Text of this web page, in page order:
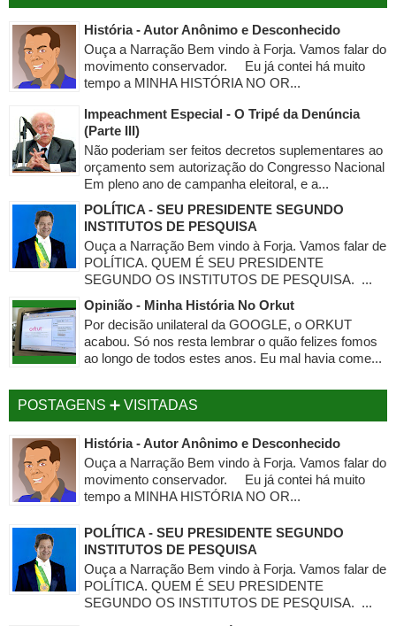
História - Autor Anônimo e Desconhecido
Ouça a Narração Bem vindo à Forja. Vamos falar do
movimento conservador. Eu já contei há muito
tempo a MINHA HISTÓRIA NO OR...
Impeachment Especial - O Tripé da Denúncia
(Parte III)
Não poderiam ser feitos decretos suplementares ao
orçamento sem autorização do Congresso Nacional
Em pleno ano de campanha eleitoral, e a...
POLÍTICA - SEU PRESIDENTE SEGUNDO
INSTITUTOS DE PESQUISA
Ouça a Narração Bem vindo à Forja. Vamos falar de
POLÍTICA. QUEM É SEU PRESIDENTE
SEGUNDO OS INSTITUTOS DE PESQUISA. ...
Opinião - Minha História No Orkut
Por decisão unilateral da GOOGLE, o ORKUT
acabou. Só nos resta lembrar o quão felizes fomos
ao longo de todos estes anos. Eu mal havia come...
POSTAGENS ➕ VISITADAS
História - Autor Anônimo e Desconhecido
Ouça a Narração Bem vindo à Forja. Vamos falar do
movimento conservador. Eu já contei há muito
tempo a MINHA HISTÓRIA NO OR...
POLÍTICA - SEU PRESIDENTE SEGUNDO
INSTITUTOS DE PESQUISA
Ouça a Narração Bem vindo à Forja. Vamos falar de
POLÍTICA. QUEM É SEU PRESIDENTE
SEGUNDO OS INSTITUTOS DE PESQUISA. ...